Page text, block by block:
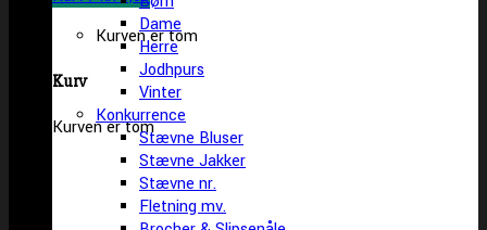
Kurven er tom
Kurv
Kurven er tom
Dame
Herre
Jodhpurs
Vinter
Konkurrence
Stævne Bluser
Stævne Jakker
Stævne nr.
Fletning mv.